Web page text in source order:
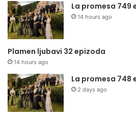
La promesa 749
14 hours ago
Plamen ljubavi 32 epizoda
14 hours ago
La promesa 748
2 days ago